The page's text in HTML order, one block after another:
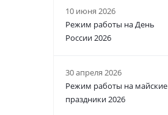
10 июня 2026
Режим работы на День
России 2026
30 апреля 2026
Режим работы на майские
праздники 2026